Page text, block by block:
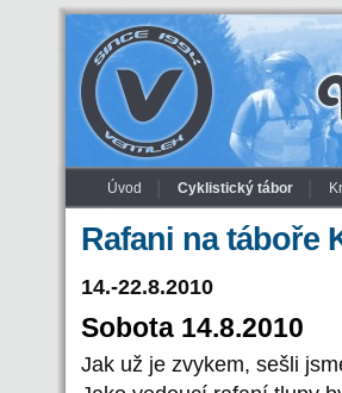
Úvod Cyklistický tábor
Rafani na táboře
14.-22.8.2010
Sobota 14.8.2010
Jak už je zvykem, sešli